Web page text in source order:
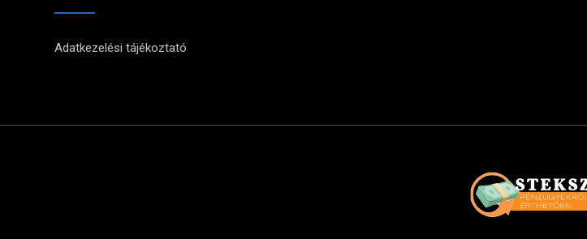
Adatkezelési tájékoztató